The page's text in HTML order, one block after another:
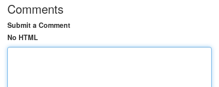
Comments
Submit a Comment
No HTML